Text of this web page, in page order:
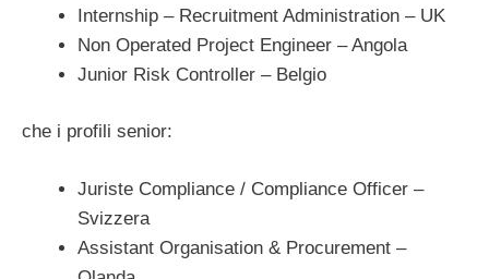
Internship – Recruitment Administration – UK
Non Operated Project Engineer – Angola
Junior Risk Controller – Belgio
che i profili senior:
Juriste Compliance / Compliance Officer –
Svizzera
Assistant Organisation & Procurement –